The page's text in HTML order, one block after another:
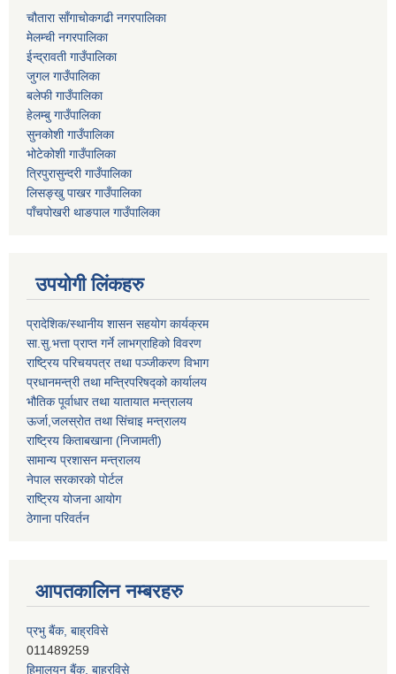
चौतारा साँगाचोकगढी नगरपालिका
मेलम्ची नगरपालिका
ईन्द्रावती गाउँपालिका
जुगल गाउँपालिका
बलेफी गाउँपालिका
हेलम्बु गाउँपालिका
सुनकोशी गाउँपालिका
भोटेकोशी गाउँपालिका
त्रिपुरासुन्दरी गाउँपालिका
लिसङ्खु पाखर गाउँपालिका
पाँचपोखरी थाङपाल गाउँपालिका
उपयोगी लिंकहरु
प्रादेशिक/स्थानीय शासन सहयोग कार्यक्रम
सा.सु.भत्ता प्राप्त गर्ने लाभग्राहिको विवरण
राष्ट्रिय परिचयपत्र तथा पञ्‍जीकरण विभाग
प्रधानमन्त्री तथा मन्त्रिपरिषद्को कार्यालय
भौतिक पूर्वाधार तथा यातायात मन्त्रालय
ऊर्जा,जलस्रोत तथा सिंचाइ मन्त्रालय
राष्ट्रिय किताबखाना (निजामती)
सामान्य प्रशासन मन्त्रालय
नेपाल सरकारको पोर्टल
राष्ट्रिय योजना आयोग
ठेगाना परिवर्तन
आपतकालिन नम्बरहरु
प्रभु बैंक, बाह्रविसे
011489259
हिमालयन बैंक, बाह्रविसे